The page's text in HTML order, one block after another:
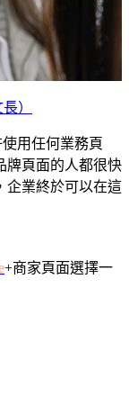
）
用任何業務頁
牌頁面的人都很快
企業終於可以在這
+商家頁面選擇一